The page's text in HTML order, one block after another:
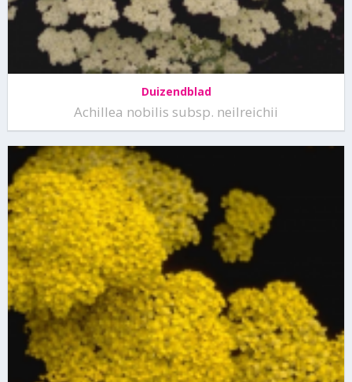
Duizendblad
Achillea nobilis subsp. neilreichii